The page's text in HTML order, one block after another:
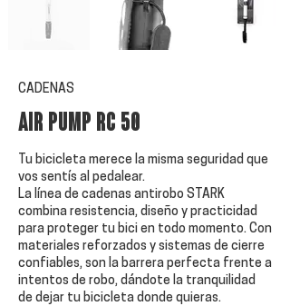
CADENAS
AIR PUMP RC 50
Tu bicicleta merece la misma seguridad que
vos sentís al pedalear.
La línea de cadenas antirobo STARK
combina resistencia, diseño y practicidad
para proteger tu bici en todo momento. Con
materiales reforzados y sistemas de cierre
confiables, son la barrera perfecta frente a
intentos de robo, dándote la tranquilidad
de dejar tu bicicleta donde quieras.